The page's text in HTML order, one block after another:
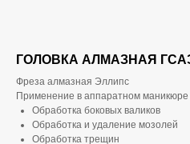
ГОЛОВКА АЛМАЗНАЯ
Фреза алмазная Эллипс
Применение в аппаратном
Обработка боковых валиков
Обработка и удаление мозолей
Обработка трещин